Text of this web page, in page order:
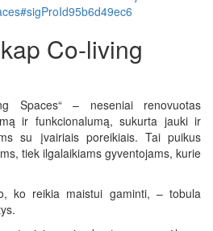
Co-living
Spaces“ – neseniai renovuotas
ir funkcionalumą, sukurta jauki ir
su įvairiais poreikiais. Tai puikus
tiek ilgalaikiams gyventojams, kurie
ko reikia maistui gaminti, – tobula